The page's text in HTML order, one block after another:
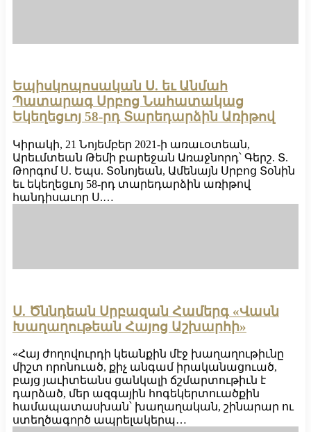
Եպիսկոպոսական Ս. եւ Անմահ
Պատարագ Սրբոց Նահատակաց
Եկեղեցւոյ 58-րդ Տարեդարձին Առիթով
Կիրակի, 21 Նոյեմբեր 2021-ի առաւօտեան,
Արեւմտեան Թեմի բարեջան Առաջնորդ՝ Գերշ. Տ.
Թորգոմ Ս. Եպս. Տօնոյեան, Ամենայն Սրբոց Տօնին
եւ եկեղեցւոյ 58-րդ տարեդարձին առիթով
հանդիսաւոր Ս.…
Ս. Ծննդեան Սրբազան Համերգ «Վասն
Խաղաղութեան Հայոց Աշխարհի»
«Հայ ժողովուրդի կեանքին մէջ խաղաղութիւնը
միշտ որոնուած, քիչ անգամ իրականացուած,
բայց յաւիտեանս ցանկալի ճշմարտութիւն է
դարձած, մեր ազգային հոգեկերտուածքին
համապատասխան՝ խաղաղական, շինարար ու
ստեղծագործ ապրելակերպ…